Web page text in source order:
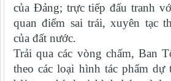
của Đảng; trực tiếp đấu tranh
quan điểm sai trái, xuyên tạc
của đất nước.
Trải qua các vòng chấm, Ban
theo các loại hình tác phẩm